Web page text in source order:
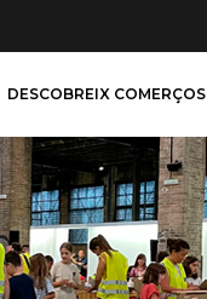
DESCOBREIX COMERÇOS